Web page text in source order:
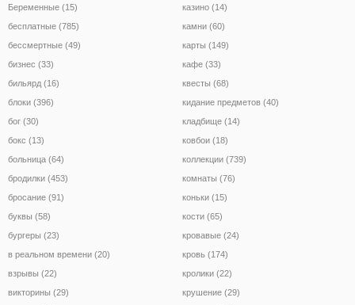
Беременные (15)
бесплатные (785)
бессмертные (49)
бизнес (33)
бильярд (16)
блоки (396)
бог (30)
бокс (13)
больница (64)
бродилки (453)
бросание (91)
буквы (58)
бургеры (23)
в реальном времени (20)
взрывы (22)
викторины (29)
казино (14)
камни (60)
карты (149)
кафе (33)
квесты (68)
кидание предметов (40)
кладбище (14)
ковбои (18)
коллекции (739)
комнаты (76)
коньки (15)
кости (65)
кровавые (24)
кровь (174)
кролики (22)
крушение (29)